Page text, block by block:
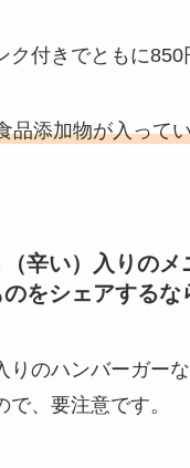
ク付きでともに850
品添加物が入って
辛い）入りのメ
をシェアするな
りのハンバーガー
、要注意です。